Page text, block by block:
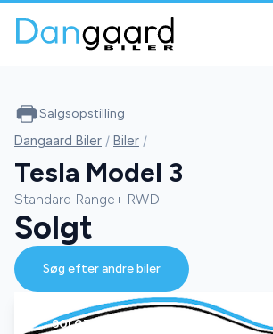
SOLGT
Salgsopstilling
Dangaard Biler / Biler /
Tesla Model 3
Standard Range+ RWD
Solgt
Søg efter andre biler